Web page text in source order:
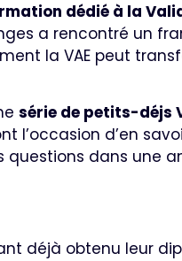
dédié à la
a rencontré un
la VAE peut
série de petits-déjs
l’occasion d’en
questions dans une
déjà obtenu leur